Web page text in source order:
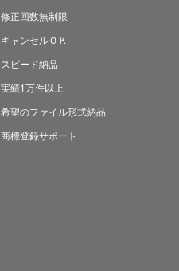
修正回数無制限
キャンセルＯＫ
スピード納品
実績1万件以上
希望のファイル形式納品
商標登録サポート